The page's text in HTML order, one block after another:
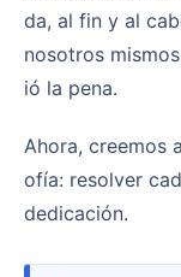
da, al fin y al
nosotros
ió la pena.
Ahora, creemos aún más firmemente en nuestra filos
ofía: resolver
dedicación.